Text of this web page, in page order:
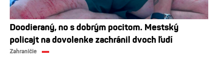
Doodieraný, no s dobrým pocitom. Mestský
policajt na dovolenke zachránil dvoch ľudí
Zahraničie